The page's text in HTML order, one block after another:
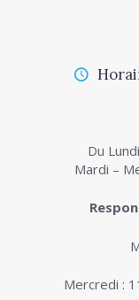
Du
Mardi –
Mercredi :